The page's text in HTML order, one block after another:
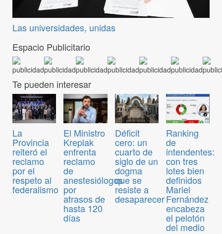
Las universidades, unidas
Espacio Publicitario
Te pueden interesar
La
Provincia
reiteró el
reclamo
por el
respeto al
federalismo
El Ministro
Kreplak
enfrenta
reclamo
de
anestesiólogos
por
atrasos de
hasta 120
días
Déficit
cero: un
cuarto de
siglo de un
dogma
que se
resiste a
desaparecer
Ranking
de
intendentes:
con tres
lotes bien
definidos
Mariel
Fernández
encabeza
el pelotón
del medio